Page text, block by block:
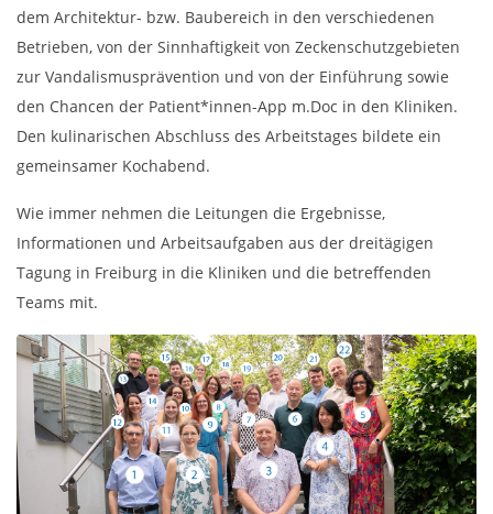
dem Architektur- bzw. Baubereich in den verschiedenen
Betrieben, von der Sinnhaftigkeit von Zeckenschutzgebieten
zur Vandalismusprävention und von der Einführung sowie
den Chancen der Patient*innen-App m.Doc in den Kliniken.
Den kulinarischen Abschluss des Arbeitstages bildete ein
gemeinsamer Kochabend.
Wie immer nehmen die Leitungen die Ergebnisse,
Informationen und Arbeitsaufgaben aus der dreitägigen
Tagung in Freiburg in die Kliniken und die betreffenden
Teams mit.